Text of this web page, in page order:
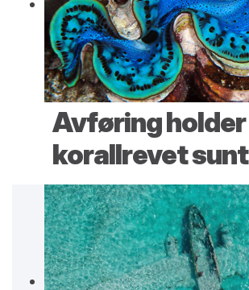
Avføring holder
korallrevet sunt